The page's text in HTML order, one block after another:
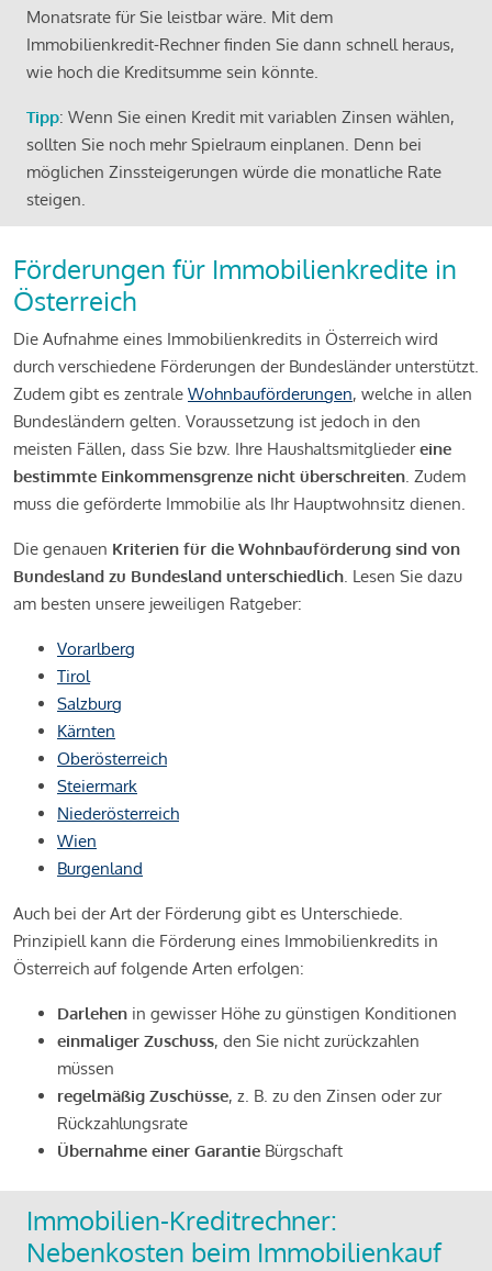
Monatsrate für Sie leistbar wäre. Mit dem
Immobilienkredit-Rechner finden Sie dann schnell heraus,
wie hoch die Kreditsumme sein könnte.
Tipp: Wenn Sie einen Kredit mit variablen Zinsen wählen,
sollten Sie noch mehr Spielraum einplanen. Denn bei
möglichen Zinssteigerungen würde die monatliche Rate
steigen.
Förderungen für Immobilienkredite in
Österreich
Die Aufnahme eines Immobilienkredits in Österreich wird
durch verschiedene Förderungen der Bundesländer unterstützt.
Zudem gibt es zentrale Wohnbauförderungen, welche in allen
Bundesländern gelten. Voraussetzung ist jedoch in den
meisten Fällen, dass Sie bzw. Ihre Haushaltsmitgliedereine
bestimmte Einkommensgrenze nicht überschreiten. Zudem
muss die geförderte Immobilie als Ihr Hauptwohnsitz dienen.
Die genauen Kriterien für die Wohnbauförderung sind von
Bundesland zu Bundesland unterschiedlich. Lesen Sie dazu
am besten unsere jeweiligen Ratgeber:
Vorarlberg
Tirol
Salzburg
Kärnten
Oberösterreich
Steiermark
Niederösterreich
Wien
Burgenland
Auch bei der Art der Förderung gibt es Unterschiede.
Prinzipiell kann die Förderung eines Immobilienkredits in
Österreich auf folgende Arten erfolgen:
Darlehen in gewisser Höhe zu günstigen Konditionen
einmaliger Zuschuss, den Sie nicht zurückzahlen
müssen
regelmäßig Zuschüsse, z. B. zu den Zinsen oder zur
Rückzahlungsrate
Übernahme einer Garantie Bürgschaft
Immobilien-Kreditrechner:
Nebenkosten beim Immobilienkauf